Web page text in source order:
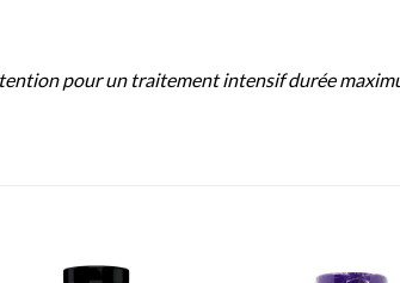
pour un traitement intensif durée